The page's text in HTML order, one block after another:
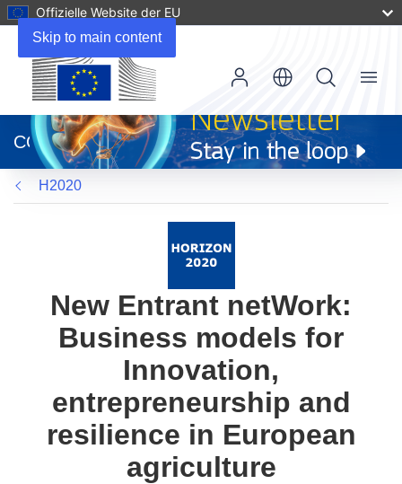
Skip to main content
Offizielle Website der EU
neuem
Fenster)
CORDIS
Menu
H2020
New Entrant netWork:
Business models for
Innovation,
entrepreneurship and
resilience in European
agriculture